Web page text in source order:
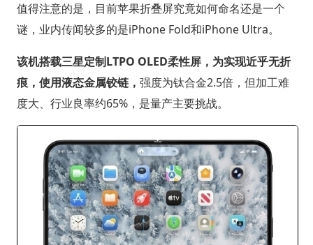
值得注意的是，目前苹果折叠屏究竟如何命名还是一个
谜，业内传闻较多的是iPhone Fold和iPhone Ultra。
该机搭载三星定制LTPO OLED柔性屏，为实现近乎无折
痕，使用液态金属铰链， 强度为钛合金2.5倍，但加工难
度大、行业良率约65%，是量产主要挑战。